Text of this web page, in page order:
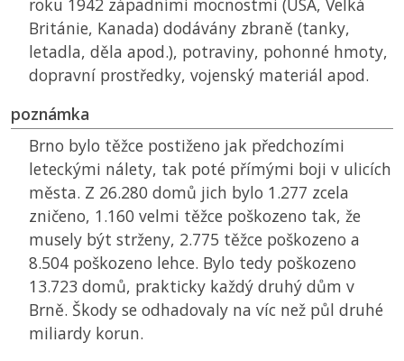
roku 1942 západními mocnostmi (USA, Velká
Británie, Kanada) dodávány zbraně (tanky,
letadla, děla apod.), potraviny, pohonné hmoty,
dopravní prostředky, vojenský materiál apod.
poznámka
Brno bylo těžce postiženo jak předchozími
leteckými nálety, tak poté přímými boji v ulicích
města. Z 26.280 domů jich bylo 1.277 zcela
zničeno, 1.160 velmi těžce poškozeno tak, že
musely být strženy, 2.775 těžce poškozeno a
8.504 poškozeno lehce. Bylo tedy poškozeno
13.723 domů, prakticky každý druhý dům v
Brně. Škody se odhadovaly na víc než půl druhé
miliardy korun.